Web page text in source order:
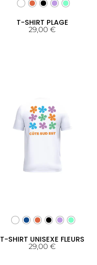
T-SHIRT PLAGE
29,00€
T-SHIRT UNISEXE FLEURS
29,00€